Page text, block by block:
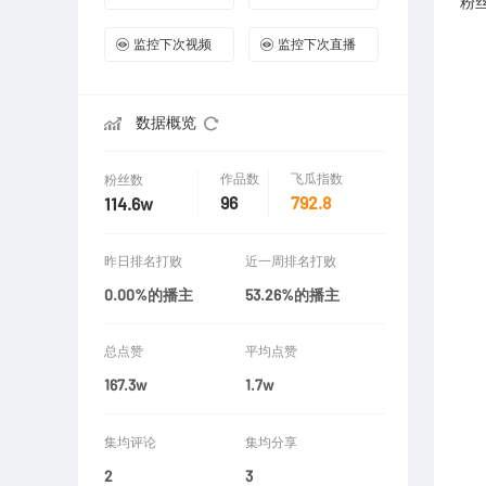
监控下次视频 监控下次直播
数据概览
粉丝数
114.6w
作品数
96
飞瓜指数
792.8
昨日排名打败
0.00%的播主
近一周排名打败
53.26%的播主
总点赞
167.3w
平均点赞
1.7w
集均评论
2
集均分享
3